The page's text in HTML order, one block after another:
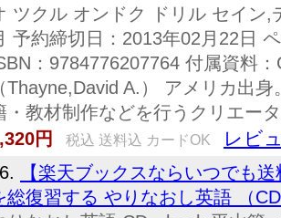
ツクル オンドク ドリル セイン,
予約締切日：2013年02月22日
：9784776207764 付属資料
（Thayne,David A.） アメリカ出
・教材制作などを行うクリエー
円
税込 送料込 カードOK レビ
【楽天ブックスならいつでも
総復習する やりなおし英語 （